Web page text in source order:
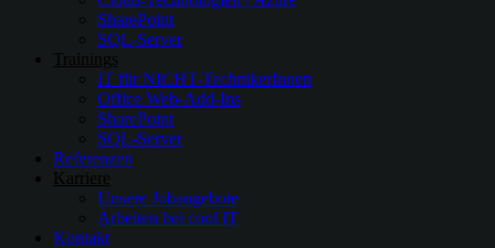
SharePoint
SQL-Server
Trainings
IT für NICHT-TechnikerInnen
Office Web-Add-Ins
SharePoint
SQL-Server
Referenzen
Karriere
Unsere Jobangebote
Arbeiten bei cool IT
Kontakt